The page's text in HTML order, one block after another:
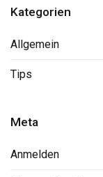
Kategorien
Allgemein
Tips
Meta
Anmelden